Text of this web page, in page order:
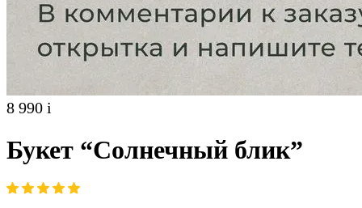
8 990 i
Букет “Солнечный блик”